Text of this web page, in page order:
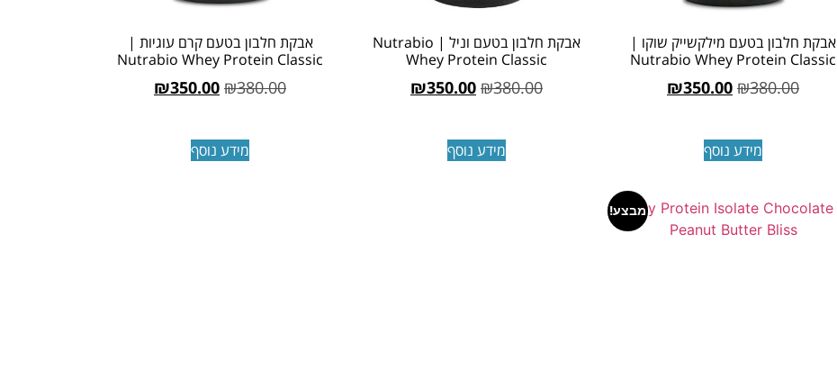
אבקת חלבון בטעם מילקשייק שוקו |
Nutrabio Whey Protein Classic
₪380.00
₪350.00
מידע נוסף
אבקת חלבון בטעם וניל | Nutrabio
Whey Protein Classic
₪380.00
₪350.00
מידע נוסף
אבקת חלבון בטעם קרם עוגיות |
Nutrabio Whey Protein Classic
₪380.00
₪350.00
מידע נוסף
מבצע!